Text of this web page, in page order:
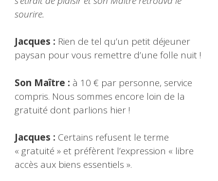
sourire.
Jacques : Rien de tel qu’un petit déjeuner
paysan pour vous remettre d’une folle nuit !
Son Maître : à 10 € par personne, service
compris. Nous sommes encore loin de la
gratuité dont parlions hier !
Jacques : Certains refusent le terme
« gratuité » et préfèrent l’expression « libre
accès aux biens essentiels ».